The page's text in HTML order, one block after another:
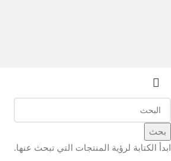
بحث
ابدأ الكتابة لرؤية المنتجات التي تبحث عنها.